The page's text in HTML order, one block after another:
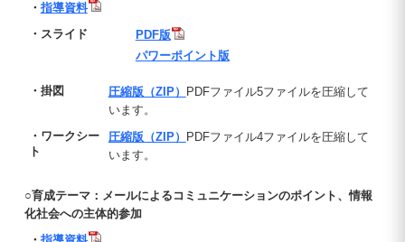
・ 指導資料
・スライド
PDF版
パワーポイント版
・掛図 圧縮版（ZIP）
PDFファイル5ファイルを圧縮して
います。
・ワークシー
ト
圧縮版（ZIP）
PDFファイル4ファイルを圧縮して
います。
○育成テーマ：メールによるコミュニケーションのポイント、情報
化社会への主体的参加